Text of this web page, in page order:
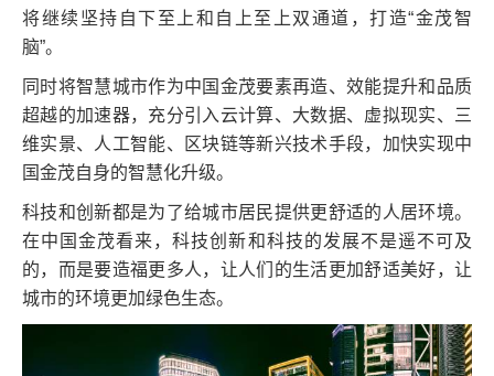
将继续坚持自下至上和自上至上双通道，打造“金茂智
脑”。
同时将智慧城市作为中国金茂要素再造、效能提升和品质
超越的加速器，充分引入云计算、大数据、虚拟现实、三
维实景、人工智能、区块链等新兴技术手段，加快实现中
国金茂自身的智慧化升级。
科技和创新都是为了给城市居民提供更舒适的人居环境。
在中国金茂看来，科技创新和科技的发展不是遥不可及
的，而是要造福更多人，让人们的生活更加舒适美好，让
城市的环境更加绿色生态。